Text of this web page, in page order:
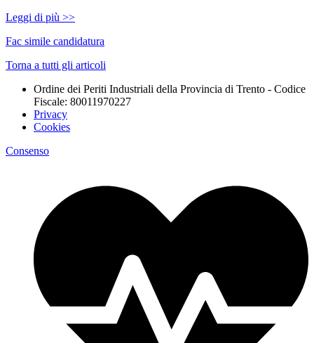
Leggi di più >>
Fac simile candidatura
Torna a tutti gli articoli
Ordine dei Periti Industriali della Provincia di Trento - Codice
Fiscale: 80011970227
Privacy
Cookies
Consenso